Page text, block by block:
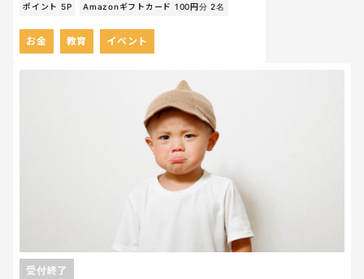
ポイント 5P Amazonギフトカード 100円分 2名
お金 教育 イベント
受付終了